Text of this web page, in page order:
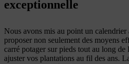
exceptionnelle
Nous avons mis au point un
proposer non seulement des moyens
carré potager sur pieds tout au long de
ajuster vos plantations au fil des ans.